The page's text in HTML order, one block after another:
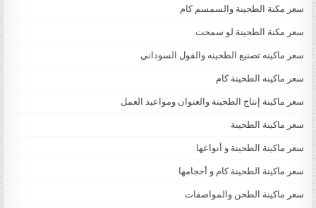
سعر مكنة الطحينة والسمسم كام
سعر مكنة الطحينة لو سمحت
سعر ماكينه تصنيع الطحينه والفول السوداني
سعر ماكينه الطحينة كام
سعر ماكينة إنتاج الطحينة والعنوان ومواعيد العمل
سعر ماكينة الطحينة
سعر ماكينة الطحينة و أنواعها
سعر ماكينة الطحينة كام و أحجامها
سعر ماكينة الطحن والمواصفات